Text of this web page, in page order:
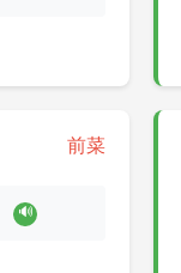
前菜
🔊